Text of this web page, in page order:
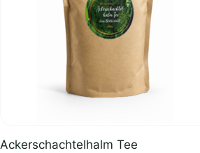
Ackerschachtelhalm Tee